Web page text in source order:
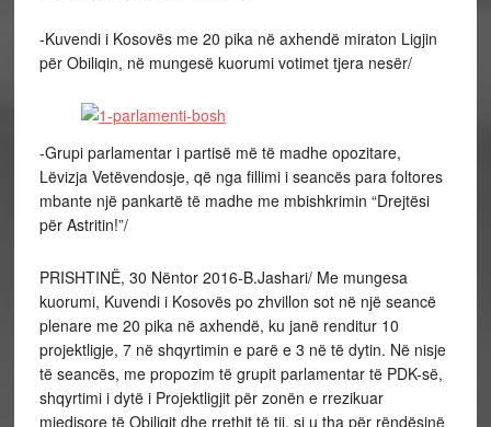
-Kuvendi i Kosovës me 20 pika në axhendë miraton Ligjin
për Obiliqin, në mungesë kuorumi votimet tjera nesër/
-Grupi parlamentar i partisë më të madhe opozitare,
Lëvizja Vetëvendosje, që nga fillimi i seancës para foltores
mbante një pankartë të madhe me mbishkrimin “Drejtësi
për Astritin!”/
PRISHTINË, 30 Nëntor 2016-B.Jashari/ Me mungesa
kuorumi, Kuvendi i Kosovës po zhvillon sot në një seancë
plenare me 20 pika në axhendë, ku janë renditur 10
projektligje, 7 në shqyrtimin e parë e 3 në të dytin. Në nisje
të seancës, me propozim të grupit parlamentar të PDK-së,
shqyrtimi i dytë i Projektligjit për zonën e rrezikuar
mjedisore të Obiliqit dhe rrethit të tij, si u tha për rëndësinë